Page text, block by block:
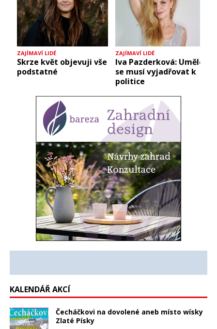
ZAJÍMAVÍ LIDÉ
Skrze květ objevuji vše
podstatné
ZAJÍMAVÍ LIDÉ
Iva Pazderková: Umělci
se musí vyjadřovat k
politice
KALENDÁŘ AKCÍ
Čecháčkovi na dovolené aneb místo wísky
Zlaté Písky